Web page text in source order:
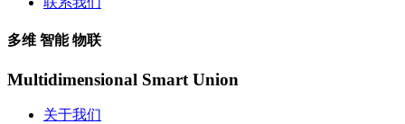
多维 智能 物联
Multidimensional Smart Union
关于我们